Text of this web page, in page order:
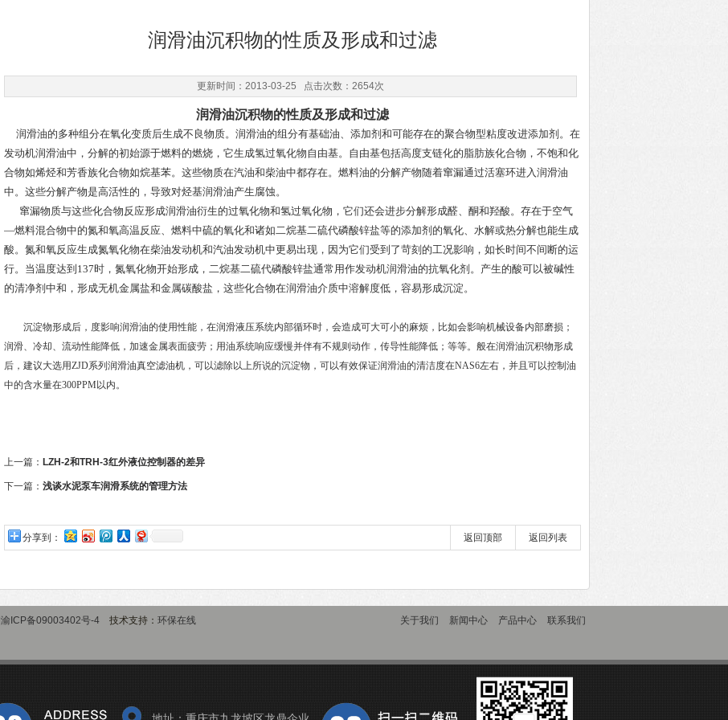
润滑油沉积物的性质及形成和过滤
更新时间：2013-03-25 点击次数：2654次
润滑油沉积物的性质及形成和过滤
润滑油的多种组分在氧化变质后生成不良物质。润滑油的组分有基础油、添加剂和可能存在的聚合物型粘度改进添加剂。在
发动机润滑油中，分解的初始源于燃料的燃烧，它生成氢过氧化物自由基。自由基包括高度支链化的脂肪族化合物，不饱和化
合物如烯烃和芳香族化合物如烷基苯。这些物质在汽油和柴油中都存在。燃料油的分解产物随着窜漏通过活塞环进入润滑油
中。这些分解产物是高活性的，导致对烃基润滑油产生腐蚀。
窜漏物质与这些化合物反应形成润滑油衍生的过氧化物和氢过氧化物，它们还会进步分解形成醛、酮和羟酸。存在于空气
—燃料混合物中的氮和氧高温反应、燃料中硫的氧化和诸如二烷基二硫代磷酸锌盐等的添加剂的氧化、水解或热分解也能生成
酸。氮和氧反应生成氮氧化物在柴油发动机和汽油发动机中更易出现，因为它们受到了苛刻的工况影响，如长时间不间断的运
行。当温度达到137时，氮氧化物开始形成，二烷基二硫代磷酸锌盐通常用作发动机润滑油的抗氧化剂。产生的酸可以被碱性
的清净剂中和，形成无机金属盐和金属碳酸盐，这些化合物在润滑油介质中溶解度低，容易形成沉淀。
沉淀物形成后，度影响润滑油的使用性能，在润滑液压系统内部循环时，会造成可大可小的麻烦，比如会影响机械设备内部磨损；
润滑、冷却、流动性能降低，加速金属表面疲劳；用油系统响应缓慢并伴有不规则动作，传导性能降低；等等。般在润滑油沉积物形成
后，建议大选用ZJD系列 润滑油真空滤油机 ，可以滤除以上所说的沉淀物，可以有效保证润滑油的清洁度在NAS6左右，并且可以控制油
中的含水量在300PPM以内。
上一篇： LZH-2和TRH-3红外液位控制器的差异
下一篇： 浅谈水泥泵车润滑系统的管理方法
分享到： 返回列表
返回顶部
渝ICP备09003402号-4 技术支持： 环保在线 关于我们 新闻中心 产品中心 联系我们